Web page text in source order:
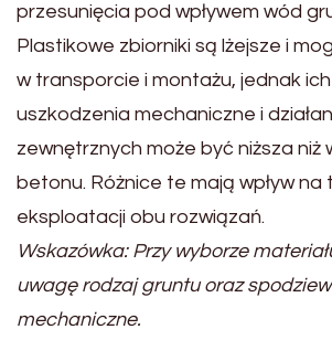
przesunięcia pod wpływem wód
Plastikowe zbiorniki są lżejsze i
w transporcie i montażu, jednak
uszkodzenia mechaniczne i
zewnętrznych może być niższa niż
betonu. Różnice te mają wpływ na
eksploatacji obu rozwiązań.
Wskazówka: Przy wyborze
uwagę rodzaj gruntu oraz
mechaniczne.